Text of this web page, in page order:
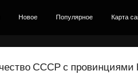
Новое Популярное Карта
СССР с провинциями